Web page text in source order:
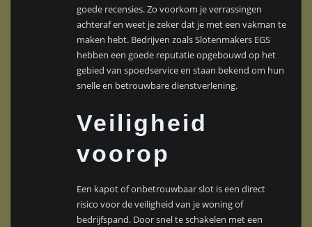
goede recensies. Zo voorkom je verrassingen
achteraf en weet je zeker dat je met een vakman te
maken hebt. Bedrijven zoals Slotenmakers EGS
hebben een goede reputatie opgebouwd op het
gebied van spoedservice en staan bekend om hun
snelle en betrouwbare dienstverlening.
Veiligheid
voorop
Een kapot of onbetrouwbaar slot is een direct
risico voor de veiligheid van je woning of
bedrijfspand. Door snel te schakelen met een